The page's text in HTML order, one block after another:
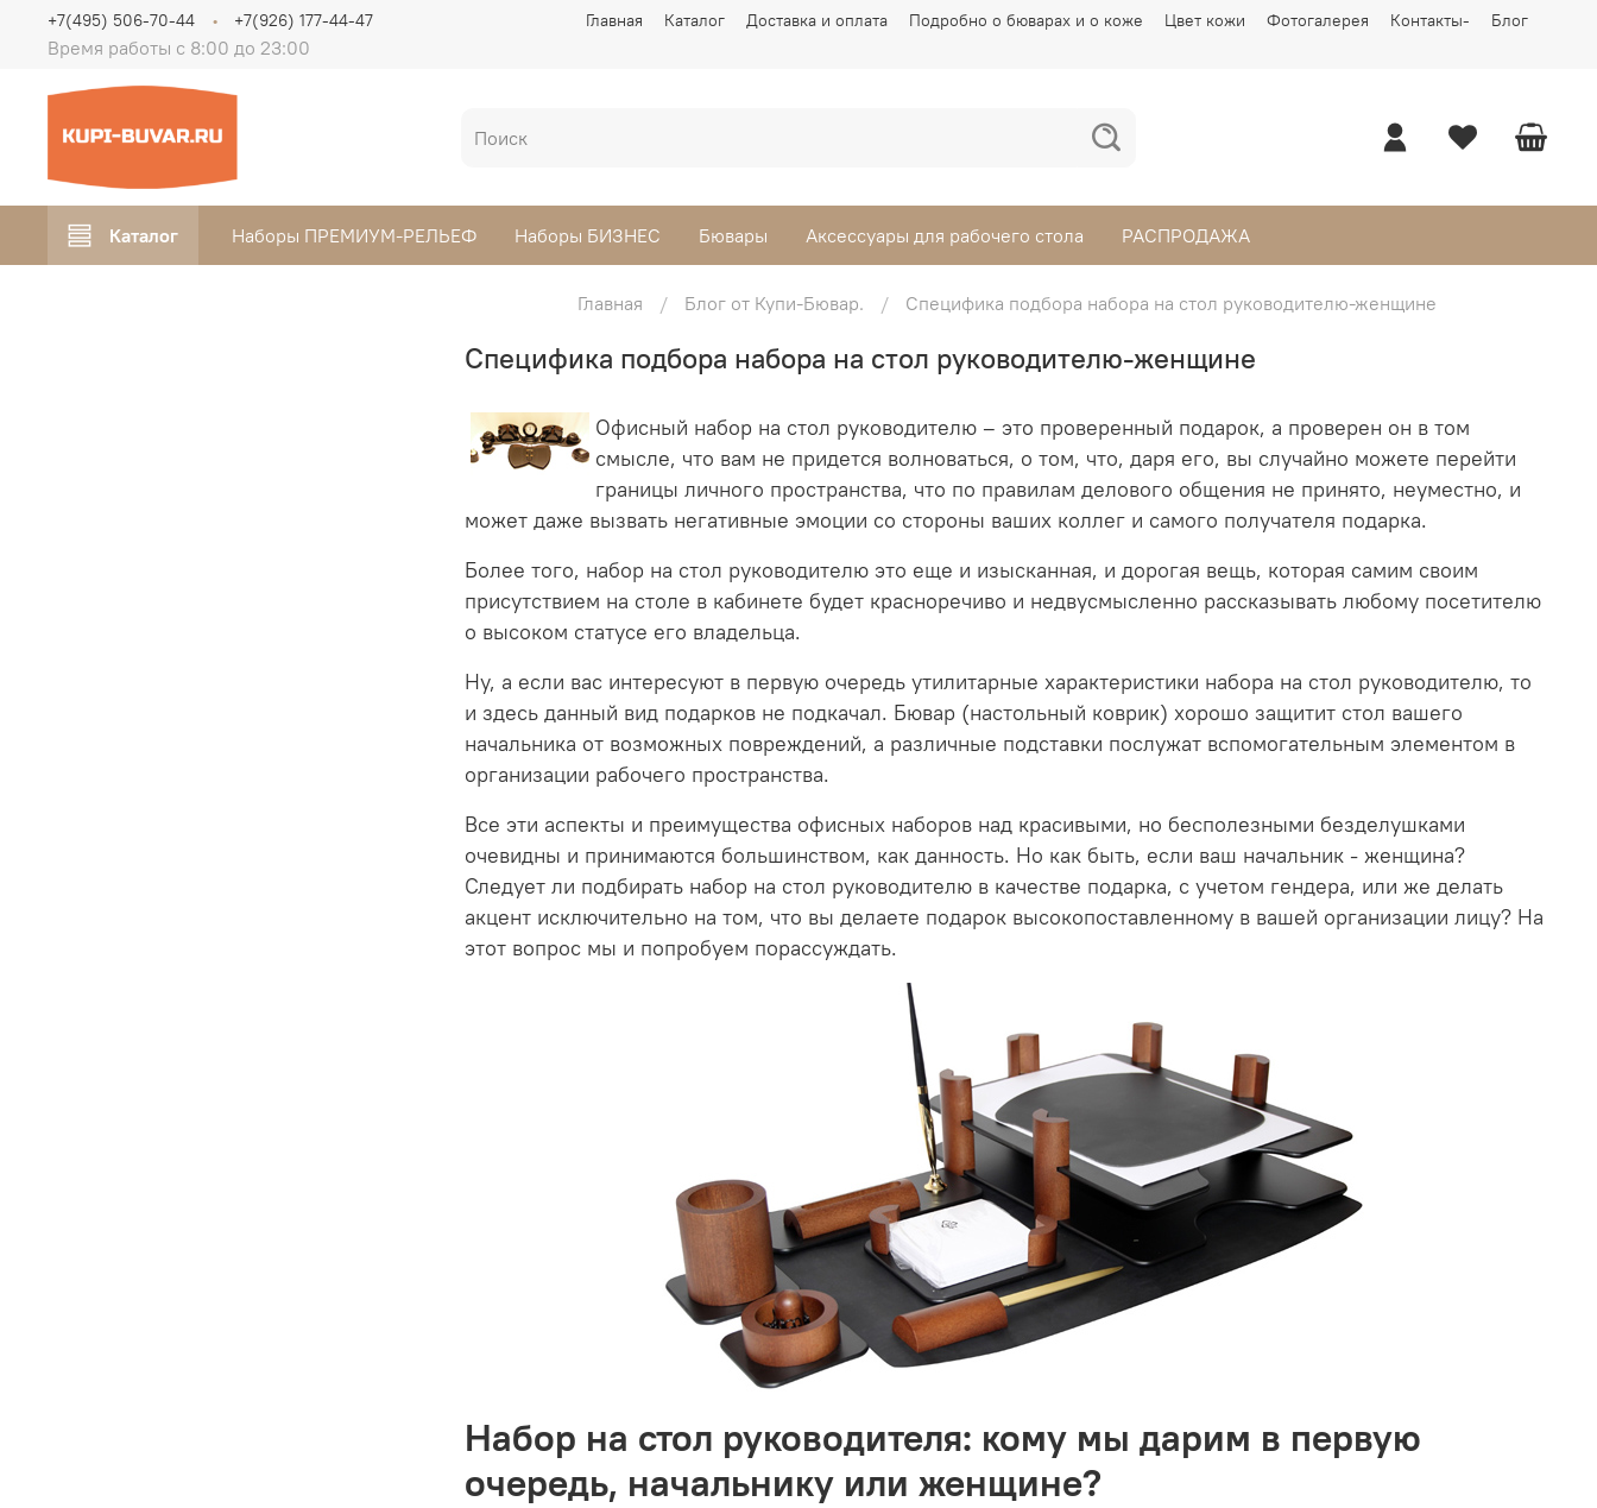
Главная Каталог Доставка и оплата Подробно о бюварах и о коже Цвет кожи Фотогалерея Контакты- Блог
Время работы с 8:00 до 23:00
+7(495) 506-70-44 +7(926) 177-44-47
Каталог Наборы ПРЕМИУМ-РЕЛЬЕФ Наборы БИЗНЕС Бювары Аксессуары для рабочего стола РАСПРОДАЖА
Главная Блог от Купи-Бювар. Специфика подбора набора на стол руководителю-женщине
Специфика подбора набора на стол руководителю-женщине
Офисный набор на стол руководителю – это проверенный подарок, а проверен он в том
смысле, что вам не придется волноваться, о том, что, даря его, вы случайно можете перейти
границы личного пространства, что по правилам делового общения не принято, неуместно, и
может даже вызвать негативные эмоции со стороны ваших коллег и самого получателя подарка.
Более того, набор на стол руководителю это еще и изысканная, и дорогая вещь, которая самим своим
присутствием на столе в кабинете будет красноречиво и недвусмысленно рассказывать любому посетителю
о высоком статусе его владельца.
Ну, а если вас интересуют в первую очередь утилитарные характеристики набора на стол руководителю, то
и здесь данный вид подарков не подкачал. Бювар (настольный коврик) хорошо защитит стол вашего
начальника от возможных повреждений, а различные подставки послужат вспомогательным элементом в
организации рабочего пространства.
Все эти аспекты и преимущества офисных наборов над красивыми, но бесполезными безделушками
очевидны и принимаются большинством, как данность. Но как быть, если ваш начальник - женщина?
Следует ли подбирать набор на стол руководителю в качестве подарка, с учетом гендера, или же делать
акцент исключительно на том, что вы делаете подарок высокопоставленному в вашей организации лицу? На
этот вопрос мы и попробуем порассуждать.
Набор на стол руководителя: кому мы дарим в первую
очередь, начальнику или женщине?